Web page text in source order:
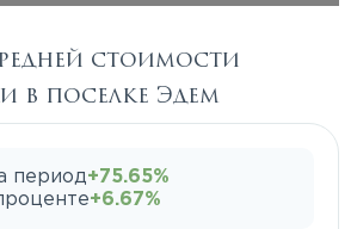
стоимости
в поселке Эдем
период+75.65%
+6.67%